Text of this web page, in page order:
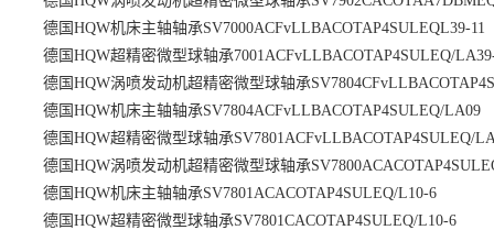
德国HQW机床主轴轴承SV7000ACFvLLBACOTAP4SULEQL39-11
德国HQW超精密微型球轴承7001ACFvLLBACOTAP4SULEQ/
德国HQW涡喷发动机超精密微型球轴承
德国HQW机床主轴轴承SV7804ACFvLLBACOTAP4SULEQ/LA09
德国HQW超精密微型球轴承SV7801ACFvLLBACOTAP4SULEQ/
德国HQW涡喷发动机超精密微型球轴承
德国HQW机床主轴轴承SV7801ACACOTAP4SULEQ/L10-6
德国HQW超精密微型球轴承SV7801CACOTAP4SULEQ/L10-6